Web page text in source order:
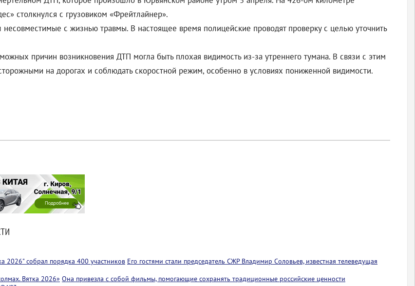
столкнулся с грузовиком «Фрейтлайнер».
несовместимые с жизнью травмы. В настоящее время полицейские проводят проверку с целью уточнить
причин возникновения ДТП могла быть плохая видимость из-за утреннего тумана. В связи с этим
на дорогах и соблюдать скоростной режим, особенно в условиях пониженной видимости.
2026" собрал порядка 400 участников Его гостями стали председатель СЖР Владимир Соловьев, известная телеведущая
Вятка 2026» Она привезла с собой фильмы, помогающие сохранять традиционные российские ценности